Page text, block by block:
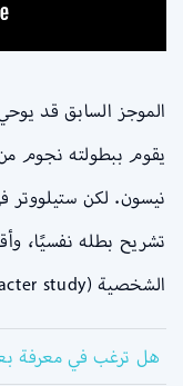
الموجز السابق قد
يقوم ببطولته نجوم
نيسون. لكن ستيلووتر
تشريح بطله نفسيًا،
الشخصية (character study).
هل ترغب في معرفة